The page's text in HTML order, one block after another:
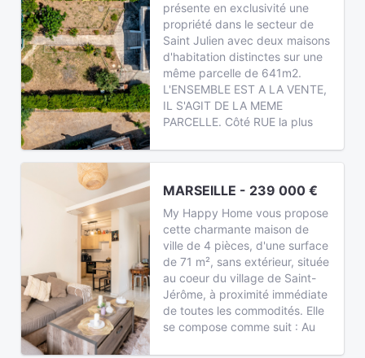
présente en exclusivité une
propriété dans le secteur de
Saint Julien avec deux maisons
d'habitation distinctes sur une
même parcelle de 641m2.
L'ENSEMBLE EST A LA VENTE,
IL S'AGIT DE LA MEME
PARCELLE. Côté RUE la plus
MARSEILLE - 239 000 €
My Happy Home vous propose
cette charmante maison de
ville de 4 pièces, d'une surface
de 71 m², sans extérieur, située
au coeur du village de Saint-
Jérôme, à proximité immédiate
de toutes les commodités. Elle
se compose comme suit : Au